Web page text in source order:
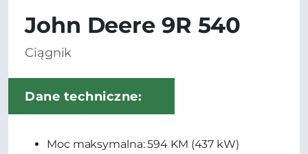
John Deere 9R 540
Ciągnik
Dane techniczne:
Moc maksymalna: 594 KM (437 kW)